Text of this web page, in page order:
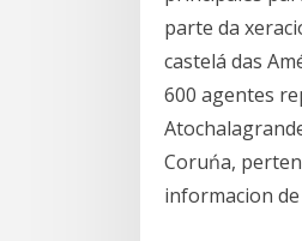
parte da
castelá das
600 agentes
Coruńa,
informacion